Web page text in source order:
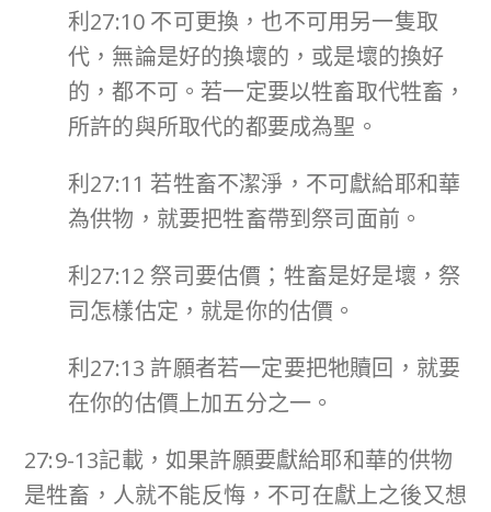
利27:10 不可更換，也不可用另一隻取
代，無論是好的換壞的，或是壞的換好
的，都不可。若一定要以牲畜取代牲畜，
所許的與所取代的都要成為聖。
利27:11 若牲畜不潔淨，不可獻給耶和華
為供物，就要把牲畜帶到祭司面前。
利27:12 祭司要估價；牲畜是好是壞，祭
司怎樣估定，就是你的估價。
利27:13 許願者若一定要把牠贖回，就要
在你的估價上加五分之一。
27:9-13記載，如果許願要獻給耶和華的供物
是牲畜，人就不能反悔，不可在獻上之後又想